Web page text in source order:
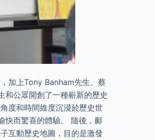
加上Tony Banham先生、蔡
和公眾開創了一種嶄新的歷史
度和時間維度沉浸於歷史世
快而驚喜的體驗。 隨後，鄺
互動歷史地圖，目的是激發